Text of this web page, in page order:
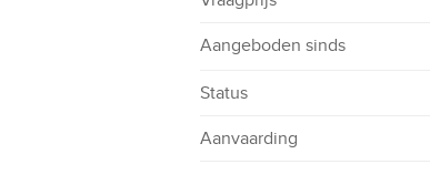
Aangeboden sinds
Status
Aanvaarding